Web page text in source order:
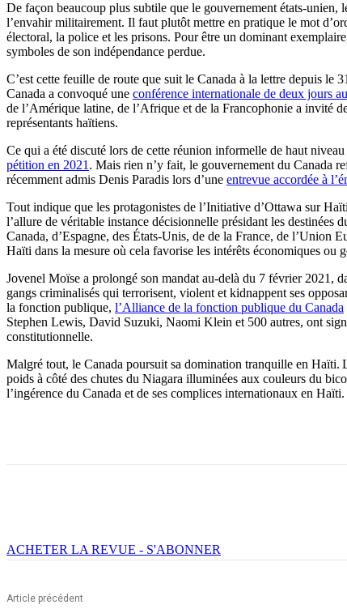
De façon beaucoup plus subtile que le gouvernement états-
l’envahir militairement. Il faut plutôt mettre en pratique le mot
électoral, la police et les prisons. Pour être un dominant
symboles de son indépendance perdue.
C’est cette feuille de route que suit le Canada à la lettre depuis
Canada a convoqué une conférence internationale de deux jours
de l’Amérique latine, de l’Afrique et de la Francophonie a invité
représentants haïtiens.
Ce qui a été discuté lors de cette réunion informelle de haut
pétition en 2021 . Mais rien n’y fait, le gouvernement du Canada
récemment admis Denis Paradis lors d’une entrevue accordée à
Tout indique que les protagonistes de l’Initiative d’Ottawa sur
l’allure de véritable instance décisionnelle présidant les destinées
Canada, d’Espagne, des États-Unis, de de la France, de l’Union
Haïti dans la mesure où cela favorise les intérêts économiques ou
Jovenel Moïse a prolongé son mandat au-delà du 7 février 2021,
gangs criminalisés qui terrorisent, violent et kidnappent ses
la fonction publique, l’Alliance de la fonction publique du Canada
Stephen Lewis, David Suzuki, Naomi Klein et 500 autres, ont
constitutionnelle.
Malgré tout, le Canada poursuit sa domination tranquille en Haïti.
poids à côté des chutes du Niagara illuminées aux couleurs du
l’ingérence du Canada et de ses complices internationaux en Haïti.
ACHETER LA REVUE - S'ABONNER
Article précédent